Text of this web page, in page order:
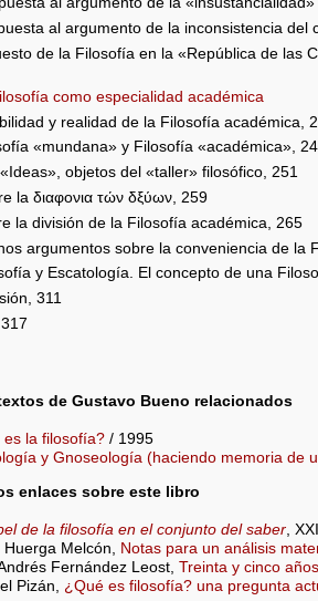
al argumento de la inconsistencia del
de la Filosofía en la «República de las
como especialidad académica
y realidad de la Filosofía académica,
«mundana» y Filosofía «académica»,
objetos del «taller» filosófico, 251
la διαφονια τών δξύων, 259
la división de la Filosofía académica, 265
argumentos sobre la conveniencia de
y Escatología. El concepto de una
311
de Gustavo Bueno relacionados
es la filosofía? / 1995
y Gnoseología (haciendo memoria de
enlaces sobre este libro
de la filosofía en el conjunto del saber ,
Huerga Melcón,
Notas para un análisis
Fernández Leost, Treinta y cinco
Pizán, ¿Qué es filosofía? una pregunta